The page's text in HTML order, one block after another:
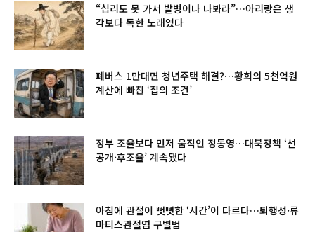
“십리도 못 가서 발병이나 나봐라”…아리랑은 생
각보다 독한 노래였다
폐버스 1만대면 청년주택 해결?…황희의 5천억원
계산에 빠진 ‘집의 조건’
정부 조율보다 먼저 움직인 정동영…대북정책 ‘선
공개·후조율’ 계속됐다
아침에 관절이 뻣뻣한 ‘시간’이 다르다…퇴행성·류
마티스관절염 구별법